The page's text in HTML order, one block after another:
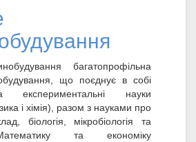
багатопрофільна
що поєднує в собі
експериментальні науки
і хімія), разом з науками про
біологія, мікробіологія та
та економіку